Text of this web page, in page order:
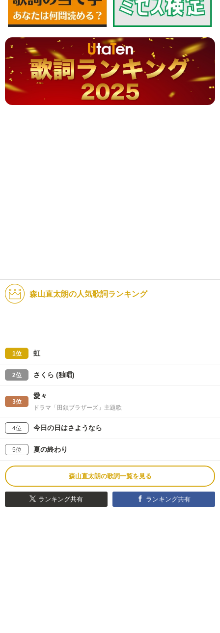
森山直太朗の人気歌詞ランキング
1位 虹
2位 さくら (独唱)
3位
愛々
ドラマ「田鎖ブラザーズ」主題歌
4位 今日の日はさようなら
5位 夏の終わり
森山直太朗の歌詞一覧を見る
ランキング共有 ランキング共有